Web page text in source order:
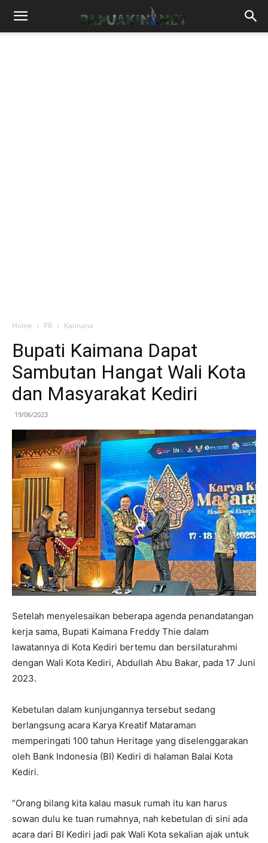
Home PB Kaimana
Bupati Kaimana Dapat
Sambutan Hangat Wali Kota
dan Masyarakat Kediri
19/06/2023
Setelah menyelesaikan beberapa agenda penandatangan
kerja sama, Bupati Kaimana Freddy Thie dalam
lawatannya di Kota Kediri bertemu dan bersilaturahmi
dengan Wali Kota Kediri, Abdullah Abu Bakar, pada 17 Juni
2023.
Kebetulan dalam kunjungannya tersebut sedang
berlangsung acara Karya Kreatif Mataraman
memperingati 100 tahun Heritage yang diselenggarakan
oleh Bank Indonesia (BI) Kediri di halaman Balai Kota
Kediri.
“Orang bilang kita kalau masuk rumah itu kan harus
sowan dulu ke tuan rumahnya, nah kebetulan di sini ada
acara dari BI Kediri jadi pak Wali Kota sekalian ajak untuk